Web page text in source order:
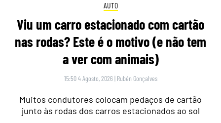
AUTO
Viu um carro estacionado com cartão
nas rodas? Este é o motivo (e não tem
a ver com animais)
15:50 4 Agosto, 2026 | Rubén Gonçalves
Muitos condutores colocam pedaços de cartão
junto às rodas dos carros estacionados ao sol